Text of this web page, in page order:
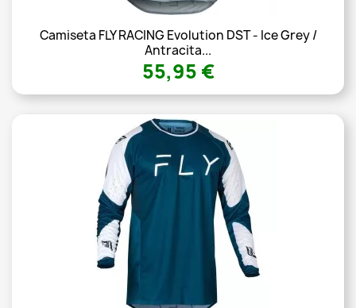
Camiseta FLY RACING Evolution DST - Ice Grey /
Antracita...
55,95 €